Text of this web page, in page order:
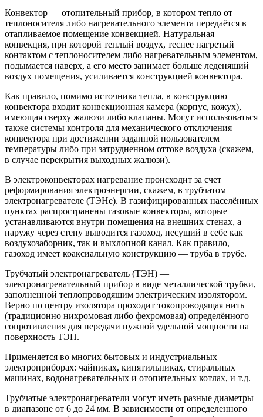
Конвектор — отопительный прибор, в котором тепло от
теплоносителя либо нагревательного элемента передаётся в
отапливаемое помещение конвекцией. Натуральная
конвекция, при которой теплый воздух, теснее нагретый
контактом с теплоносителем либо нагревательным элементом,
подымается наверх, а его место занимает больше леденящий
воздух помещения, усиливается конструкцией конвектора.
Как правило, помимо источника тепла, в конструкцию
конвектора входит конвекционная камера (корпус, кожух),
имеющая сверху жалюзи либо клапаны. Могут использоваться
также системы контроля для механического отключения
конвектора при достижении заданной пользователем
температуры либо при затрудненном оттоке воздуха (скажем,
в случае перекрытия выходных жалюзи).
В электроконвекторах нагревание происходит за счет
реформирования электроэнергии, скажем, в трубчатом
электронагревателе (ТЭНе). В газифицированных населённых
пунктах распространены газовые конвекторы, которые
устанавливаются внутри помещения на внешних стенах, а
наружу через стену выводится газоход, несущий в себе как
воздухозаборник, так и выхлопной канал. Как правило,
газоход имеет коаксиальную конструкцию — труба в трубе.
Трубчатый электронагреватель (ТЭН) —
электронагревательный прибор в виде металлической трубки,
заполненной теплопроводящим электрическим изолятором.
Верно по центру изолятора проходит токопроводящая нить
(традиционно нихромовая либо фехромовая) определённого
сопротивления для передачи нужной удельной мощности на
поверхность ТЭН.
Применяется во многих бытовых и индустриальных
электроприборах: чайниках, кипятильниках, стиральных
машинах, водонагревательных и отопительных котлах, и т.д.
Трубчатые электронагреватели могут иметь разные диаметры
в диапазоне от 6 до 24 мм. В зависимости от определенного